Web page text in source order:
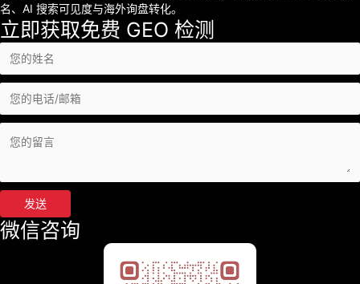
名、AI 搜索可见度与海外询盘转化。
立即获取免费 GEO 检测
发送
微信咨询